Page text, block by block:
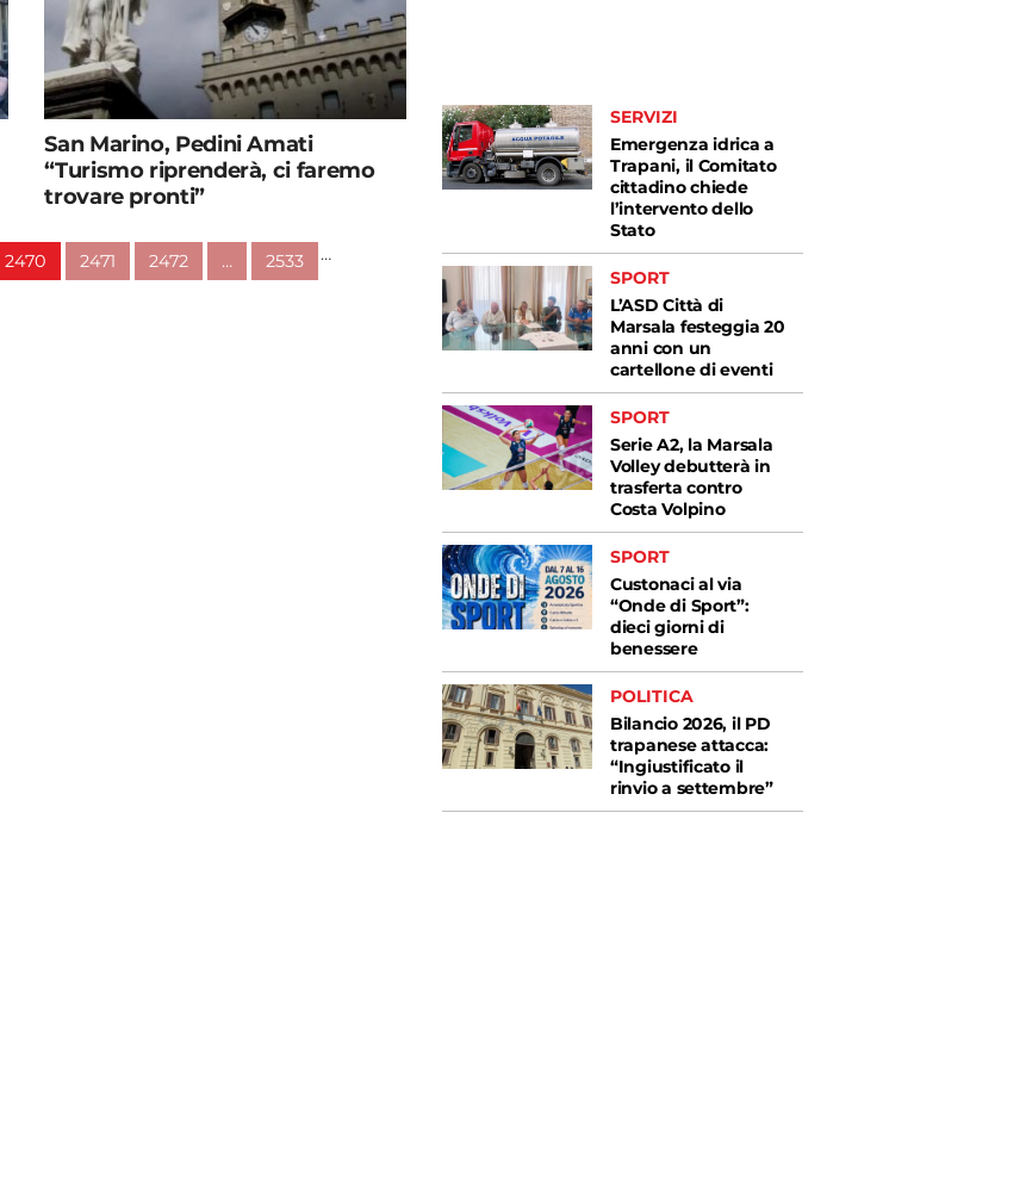
San Marino, Pedini Amati
“Turismo riprenderà, ci faremo
trovare pronti”
…
2470 2471 2472 …
2533
SERVIZI
Emergenza idrica a
Trapani, il Comitato
cittadino chiede
l’intervento dello
Stato
SPORT
L’ASD Città di
Marsala festeggia 20
anni con un
cartellone di eventi
SPORT
Serie A2, la Marsala
Volley debutterà in
trasferta contro
Costa Volpino
SPORT
Custonaci al via
“Onde di Sport”:
dieci giorni di
benessere
POLITICA
Bilancio 2026, il PD
trapanese attacca:
“Ingiustificato il
rinvio a settembre”